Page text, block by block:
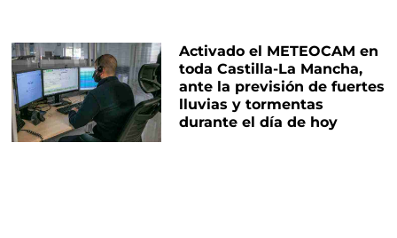
Activado el METEOCAM en
toda Castilla-La Mancha,
ante la previsión de fuertes
lluvias y tormentas
durante el día de hoy